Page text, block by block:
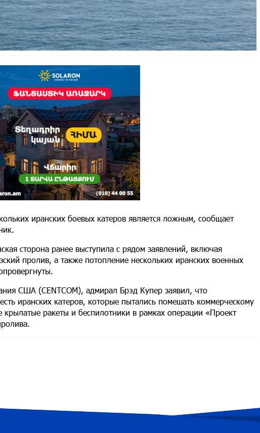
иранских боевых катеров является ложным, сообщает
сторона ранее выступила с рядом заявлений, включая
пролив, а также потопление нескольких иранских военных
США (CENTCOM), адмирал Брэд Купер заявил, что
иранских катеров, которые пытались помешать коммерческому
крылатые ракеты и беспилотники в рамках операции «Проект